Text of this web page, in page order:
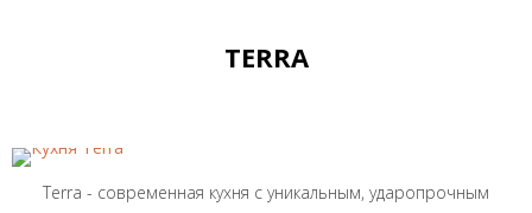
TERRA
Terra - современная кухня с уникальным, ударопрочным